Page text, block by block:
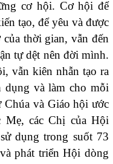
cơ hội. Cơ hội để
tạo, để yêu và được
thời gian, vẫn đến
tự dệt nên đời mình.
vẫn kiên nhẫn tạo ra
dụng và làm cho mỗi
và Giáo hội ước
Mẹ, các Chị của Hội
dụng trong suốt 73
phát triển Hội dòng